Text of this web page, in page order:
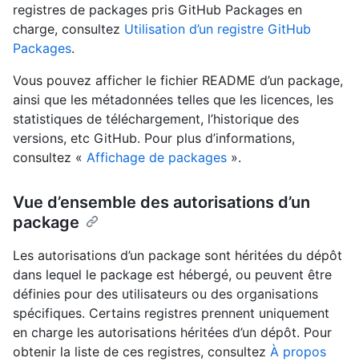
registres de packages pris GitHub Packages en
charge, consultez Utilisation d’un registre GitHub
Packages.
Vous pouvez afficher le fichier README d’un package,
ainsi que les métadonnées telles que les licences, les
statistiques de téléchargement, l’historique des
versions, etc GitHub. Pour plus d’informations,
consultez « Affichage de packages ».
Vue d’ensemble des autorisations d’un
package
Les autorisations d’un package sont héritées du dépôt
dans lequel le package est hébergé, ou peuvent être
définies pour des utilisateurs ou des organisations
spécifiques. Certains registres prennent uniquement
en charge les autorisations héritées d’un dépôt. Pour
obtenir la liste de ces registres, consultez À propos